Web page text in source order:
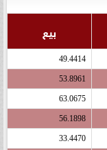
بيع
49.4414
53.8961
63.0675
56.1898
33.4470